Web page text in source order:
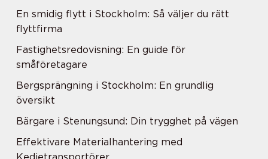
En smidig flytt i Stockholm: Så väljer du rätt
flyttfirma
Fastighetsredovisning: En guide för
småföretagare
Bergsprängning i Stockholm: En grundlig
översikt
Bärgare i Stenungsund: Din trygghet på vägen
Effektivare Materialhantering med